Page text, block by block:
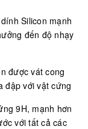
Silicon mạnh
đến độ nhạy
được vát cong
đập với vật cứng
9H, mạnh hơn
với tất cả các